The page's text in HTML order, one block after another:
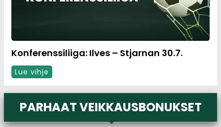
Konferenssiliiga: Ilves – Stjarnan 30.7.
Lue vihje
PARHAAT VEIKKAUSBONUKSET